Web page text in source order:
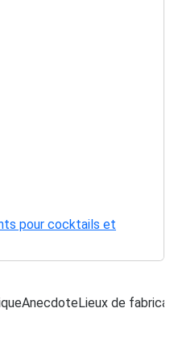
pour cocktails et
AnecdoteLieux de